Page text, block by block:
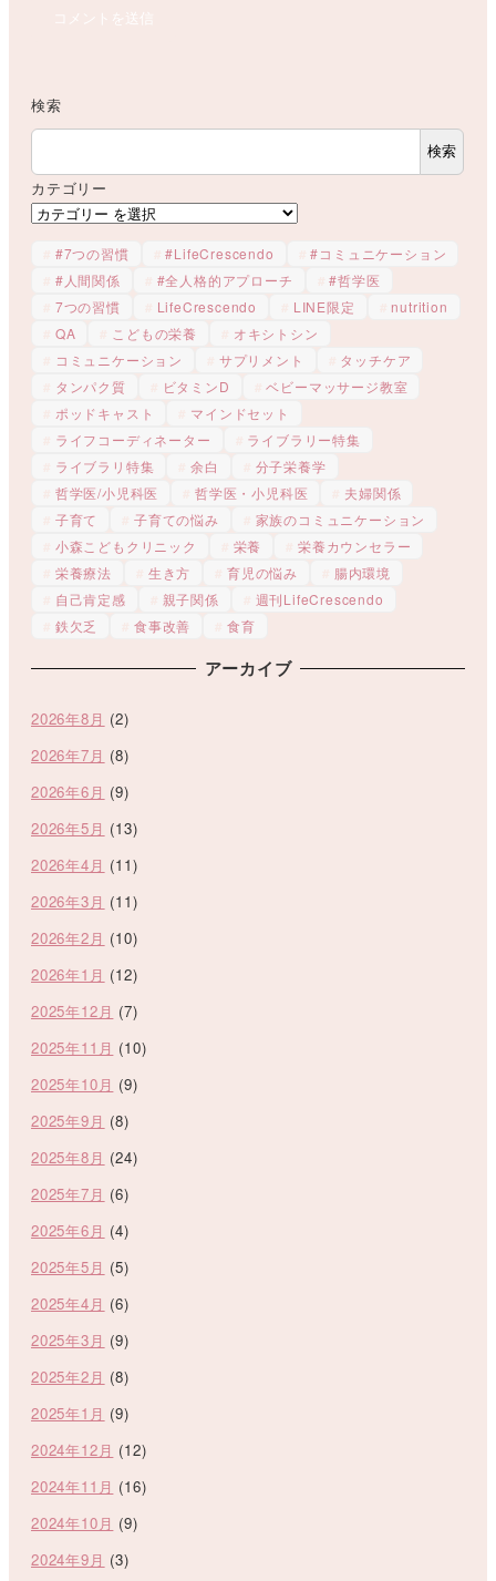
検索
検索
カテゴリー
#7つの習慣 #LifeCrescendo
#コミュニケーション
#人間関係
#全人格的アプローチ
#哲学医
7つの習慣
LifeCrescendo LINE限定
nutrition
QA
こどもの栄養
オキシトシン
コミュニケーション
サプリメント
タッチケア
タンパク質
ビタミンD
ベビーマッサージ教室
ポッドキャスト
マインドセット
ライフコーディネーター
ライブラリー特集
ライブラリ特集
余白
分子栄養学
哲学医/小児科医
哲学医・小児科医
夫婦関係
子育て
子育ての悩み
家族のコミュニケーション
小森こどもクリニック
栄養
栄養カウンセラー
栄養療法
生き方 育児の悩み
腸内環境
自己肯定感
親子関係
週刊LifeCrescendo
鉄欠乏
食事改善 食育
アーカイブ
2026年8月 (2)
2026年7月 (8)
2026年6月 (9)
2026年5月 (13)
2026年4月 (11)
2026年3月 (11)
2026年2月 (10)
2026年1月 (12)
2025年12月 (7)
2025年11月 (10)
2025年10月 (9)
2025年9月 (8)
2025年8月 (24)
2025年7月 (6)
2025年6月 (4)
2025年5月 (5)
2025年4月 (6)
2025年3月 (9)
2025年2月 (8)
2025年1月 (9)
2024年12月 (12)
2024年11月 (16)
2024年10月 (9)
2024年9月 (3)